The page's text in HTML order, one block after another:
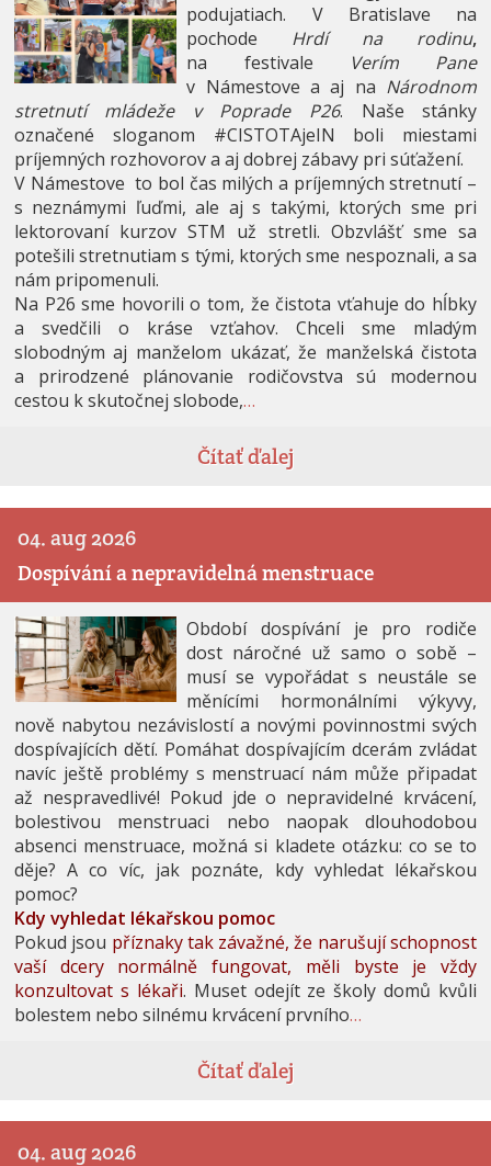
podujatiach. V Bratislave na
pochode
Hrdí na rodinu,
na festivale
Verím Pane
v Námestove a aj na Národnom
stretnutí mládeže v Poprade P26. Naše stánky
označené sloganom #CISTOTAjeIN boli miestami
príjemných rozhovorov a aj dobrej zábavy pri súťažení.
V Námestove to bol čas milých a príjemných stretnutí –
s neznámymi ľuďmi, ale aj s takými, ktorých sme pri
lektorovaní kurzov STM už stretli. Obzvlášť sme sa
potešili stretnutiam s tými, ktorých sme nespoznali, a sa
nám pripomenuli.
Na P26 sme hovorili o tom, že čistota vťahuje do hĺbky
a svedčili o kráse vzťahov. Chceli sme mladým
slobodným aj manželom ukázať, že manželská čistota
a prirodzené plánovanie rodičovstva sú modernou
cestou k skutočnej slobode,…
Čítať ďalej
04. aug 2026
Dospívání a nepravidelná menstruace
Období dospívání je pro rodiče
dost náročné už samo o sobě –
musí se vypořádat s neustále se
měnícími hormonálními výkyvy,
nově nabytou nezávislostí a novými povinnostmi svých
dospívajících dětí. Pomáhat dospívajícím dcerám zvládat
navíc ještě problémy s menstruací nám může připadat
až nespravedlivé! Pokud jde o nepravidelné krvácení,
bolestivou menstruaci nebo naopak dlouhodobou
absenci menstruace, možná si kladete otázku: co se to
děje? A co víc, jak poznáte, kdy vyhledat lékařskou
pomoc?
Kdy vyhledat lékařskou pomoc
Pokud jsou příznaky tak závažné, že narušují schopnost
vaší dcery normálně fungovat, měli byste je vždy
konzultovat s lékaři. Muset odejít ze školy domů kvůli
bolestem nebo silnému krvácení prvního…
Čítať ďalej
04. aug 2026